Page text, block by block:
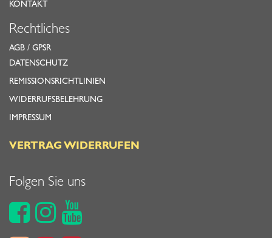
KONTAKT
Rechtliches
AGB / GPSR
DATENSCHUTZ
REMISSIONSRICHTLINIEN
WIDERRUFSBELEHRUNG
IMPRESSUM
VERTRAG WIDERRUFEN
Folgen Sie uns
  